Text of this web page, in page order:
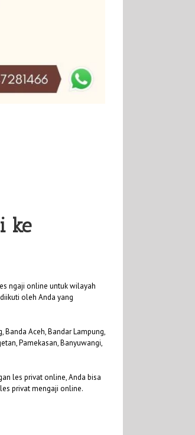
ke
ngaji online untuk wilayah
oleh Anda yang
Banda Aceh, Bandar Lampung,
Pamekasan, Banyuwangi,
les privat online, Anda bisa
privat mengaji online.